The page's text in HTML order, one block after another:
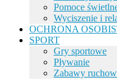
Pomoce
Wyciszenie i
OCHRONA
SPORT
Gry sportowe
Pływanie
Zabawy